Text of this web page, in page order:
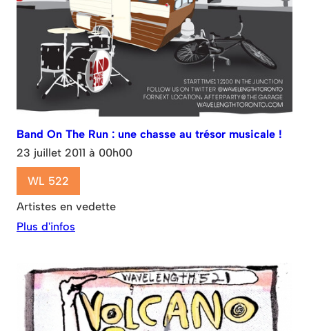
Band On The Run : une chasse au trésor musicale !
23 juillet 2011 à 00h00
WL 522
Artistes en vedette
Plus d'infos